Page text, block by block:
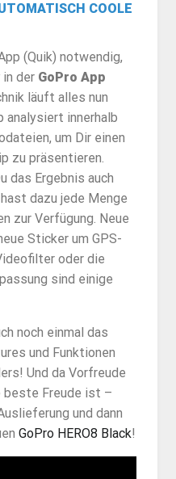
COOLE
(Quik) notwendig,
in der GoPro App
läuft alles nun
analysiert innerhalb
um Dir einen
zu präsentieren.
das Ergebnis auch
dazu jede Menge
zur Verfügung. Neue
Sticker um GPS-
oder die
sind einige
noch einmal das
und Funktionen
Und da Vorfreude
beste Freude ist –
und dann
GoPro HERO8 Black!